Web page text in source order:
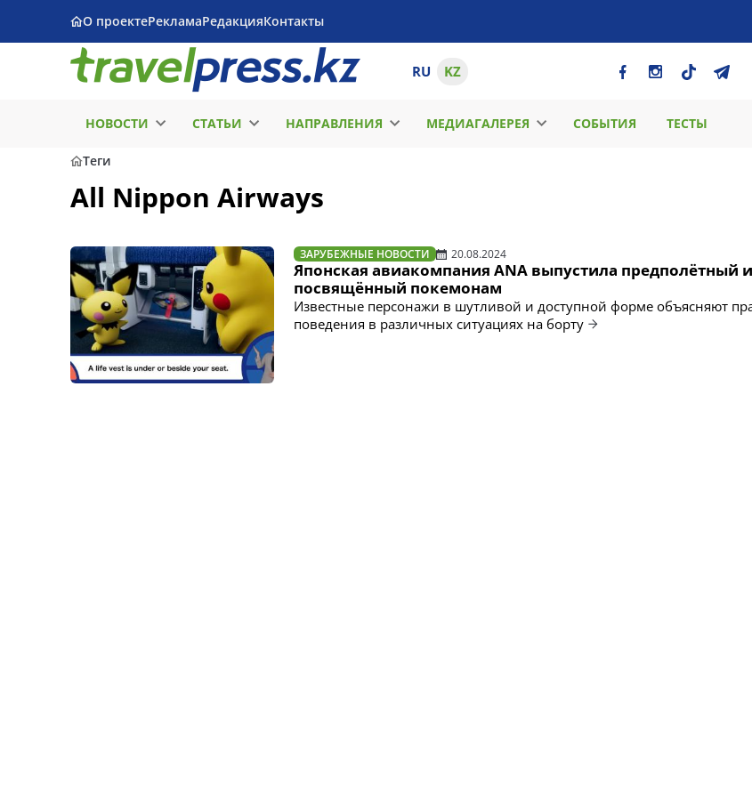
О проектеРекламаРедакцияКонтакты
RU KZ
НОВОСТИ СТАТЬИ НАПРАВЛЕНИЯ МЕДИАГАЛЕРЕЯ СОБЫТИЯ ТЕСТЫ
Теги
All Nippon Airways
ЗАРУБЕЖНЫЕ НОВОСТИ 20.08.2024
Японская авиакомпания ANA выпустила предполётный
посвящённый покемонам
Известные персонажи в шутливой и доступной форме объясняют
поведения в различных ситуациях на борту